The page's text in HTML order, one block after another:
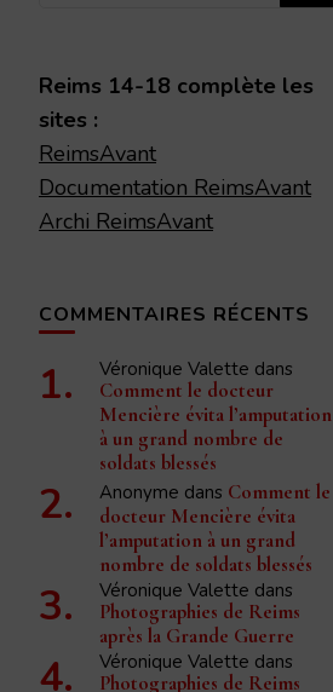
Reims 14-18 complète les
sites :
ReimsAvant
Documentation ReimsAvant
Archi ReimsAvant
COMMENTAIRES RÉCENTS
Véronique Valette dans
Comment le docteur
Mencière évita l’amputation
à un grand nombre de
soldats blessés
Anonyme dans Comment le
docteur Mencière évita
l’amputation à un grand
nombre de soldats blessés
Véronique Valette dans
Photographies de Reims
après la Grande Guerre
Véronique Valette dans
Photographies de Reims